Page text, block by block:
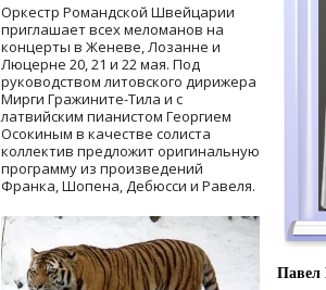
Оркестр Романдской Швейцарии
приглашает всех меломанов на
концерты в Женеве, Лозанне и
Люцерне 20, 21 и 22 мая. Под
руководством литовского дирижера
Мирги Гражините-Тила и с
латвийским пианистом Георгием
Осокиным в качестве солиста
коллектив предложит оригинальную
программу из произведений
Франка, Шопена, Дебюсси и Равеля.